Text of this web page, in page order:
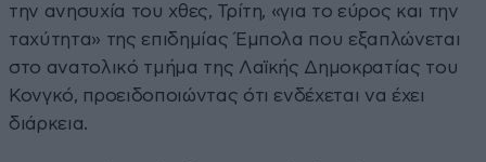
την ανησυχία του χθες, Τρίτη, «για το εύρος και την
ταχύτητα» της επιδημίας Έμπολα που εξαπλώνεται
στο ανατολικό τμήμα της Λαϊκής Δημοκρατίας του
Κονγκό, προειδοποιώντας ότι ενδέχεται να έχει
διάρκεια.